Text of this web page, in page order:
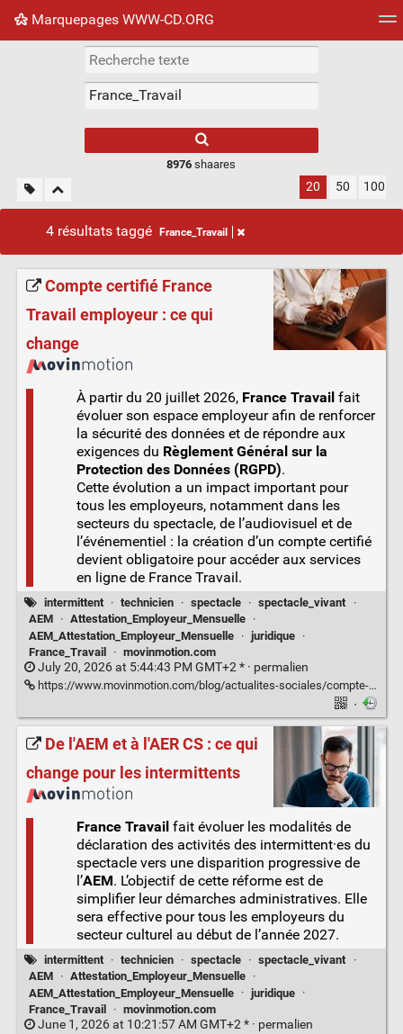
Marquepages WWW-CD.ORG
Nuage de tags Mur d'images
8976 shaares
20 50 100
4 résultats taggé France_Travail
Compte certifié France
Travail employeur : ce qui
change
À partir du 20 juillet 2026, France Travailfait
évoluer son espace employeur afin de renforcer
la sécurité des données et de répondre aux
exigences du Règlement Général sur la
Protection des Données (RGPD).
Cette évolution a un impact important pour
tous les employeurs, notamment dans les
secteurs du spectacle, de l’audiovisuel et de
l’événementiel : la création d’un compte certifié
devient obligatoire pour accéder aux services
en ligne de France Travail.
intermittent · technicien · spectacle · spectacle_vivant
·
AEM
· Attestation_Employeur_Mensuelle
·
AEM_Attestation_Employeur_Mensuelle
· juridique
·
France_Travail
· movinmotion.com
July 20, 2026 at 5:44:43 PM GMT+2 * · permalien
https://www.movinmotion.com/blog/actualites-sociales/compte-certifie-france-travail/
·
De l'AEM et à l'AER CS : ce qui
change pour les intermittents
France Travailfait évoluer les modalités de
déclaration des activités des intermittent·es du
spectacle vers une disparition progressive de
l’AEM. L’objectif de cette réforme est de
simplifier leur démarches administratives. Elle
sera effective pour tous les employeurs du
secteur culturel au début de l’année 2027.
intermittent · technicien · spectacle · spectacle_vivant
·
AEM
· Attestation_Employeur_Mensuelle
·
AEM_Attestation_Employeur_Mensuelle
· juridique
·
France_Travail
· movinmotion.com
June 1, 2026 at 10:21:57 AM GMT+2 * · permalien